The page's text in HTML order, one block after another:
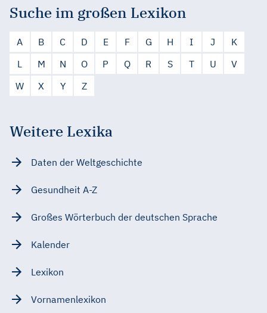
Suche im großen Lexikon
A B C D E F G H I J
K
L
M N O P Q R S T U
V
W
X Y Z
Weitere Lexika
Daten der Weltgeschichte
Gesundheit A-Z
Großes Wörterbuch der deutschen Sprache
Kalender
Lexikon
Vornamenlexikon